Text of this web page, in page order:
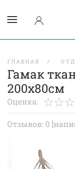
ГЛАВНАЯ
Гамак
200х80см
Оценка:
Отзывов: 0